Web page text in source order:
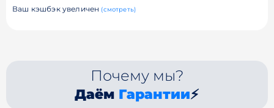
Ваш кэшбэк увеличен (смотреть)
Почему мы?
Даём Гарантии⚡